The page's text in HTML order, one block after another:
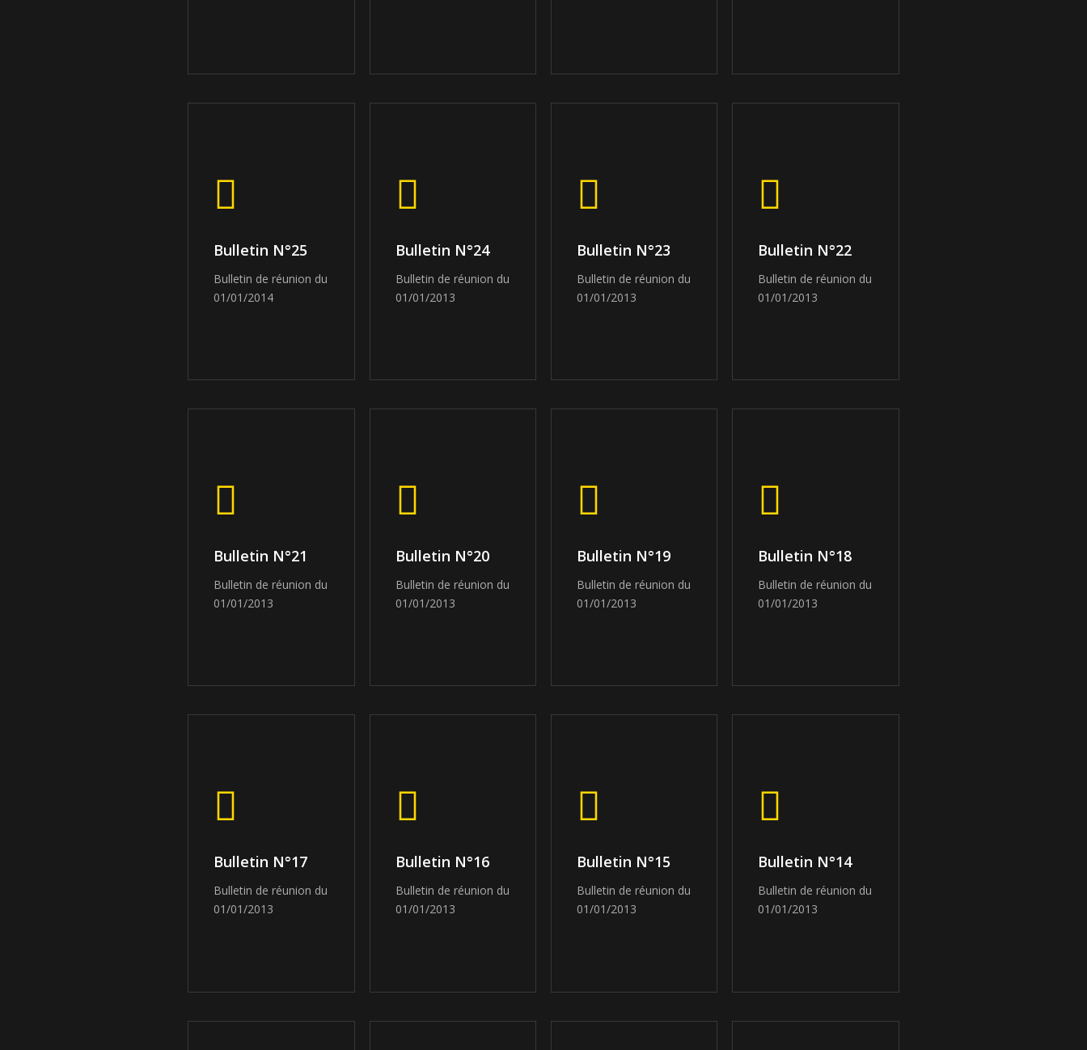
Bulletin N°25
Bulletin de réunion du
01/01/2014
Bulletin N°24
Bulletin de réunion du
01/01/2013
Bulletin N°23
Bulletin de réunion du
01/01/2013
Bulletin N°22
Bulletin de réunion du
01/01/2013
Bulletin N°21
Bulletin de réunion du
01/01/2013
Bulletin N°20
Bulletin de réunion du
01/01/2013
Bulletin N°19
Bulletin de réunion du
01/01/2013
Bulletin N°18
Bulletin de réunion du
01/01/2013
Bulletin N°17
Bulletin de réunion du
01/01/2013
Bulletin N°16
Bulletin de réunion du
01/01/2013
Bulletin N°15
Bulletin de réunion du
01/01/2013
Bulletin N°14
Bulletin de réunion du
01/01/2013